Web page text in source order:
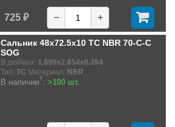
725 ₽ − +
Сальник 48x72.5x10 TC NBR 70-C-C
SOG
В дюймах: 1.890x2.854x0.394
Тип: TC Материал: NBR
В наличии?: >100 шт.